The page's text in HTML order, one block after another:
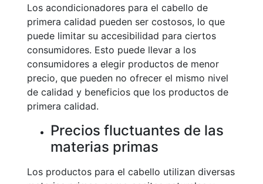
Los acondicionadores para el cabello de
primera calidad pueden ser costosos, lo que
puede limitar su accesibilidad para ciertos
consumidores. Esto puede llevar a los
consumidores a elegir productos de menor
precio, que pueden no ofrecer el mismo nivel
de calidad y beneficios que los productos de
primera calidad.
Precios fluctuantes de las
materias primas
Los productos para el cabello utilizan diversas